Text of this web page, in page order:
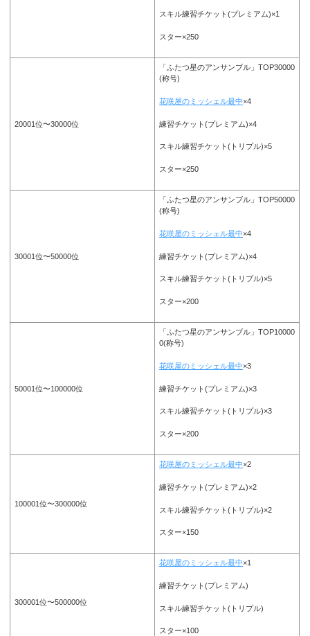
スキル練習チケット(プレミアム)×1
スター×250
20001位〜30000位
「ふたつ星のアンサンブル」TOP30000
(称号)
花咲屋のミッシェル最中×4
練習チケット(プレミアム)×4
スキル練習チケット(トリプル)×5
スター×250
30001位〜50000位
「ふたつ星のアンサンブル」TOP50000
(称号)
花咲屋のミッシェル最中×4
練習チケット(プレミアム)×4
スキル練習チケット(トリプル)×5
スター×200
50001位〜100000位
「ふたつ星のアンサンブル」TOP10000
0(称号)
花咲屋のミッシェル最中×3
練習チケット(プレミアム)×3
スキル練習チケット(トリプル)×3
スター×200
100001位〜300000位
花咲屋のミッシェル最中×2
練習チケット(プレミアム)×2
スキル練習チケット(トリプル)×2
スター×150
300001位〜500000位
花咲屋のミッシェル最中×1
練習チケット(プレミアム)
スキル練習チケット(トリプル)
スター×100